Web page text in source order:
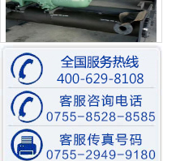
比泽尔水冷螺杆机装配中